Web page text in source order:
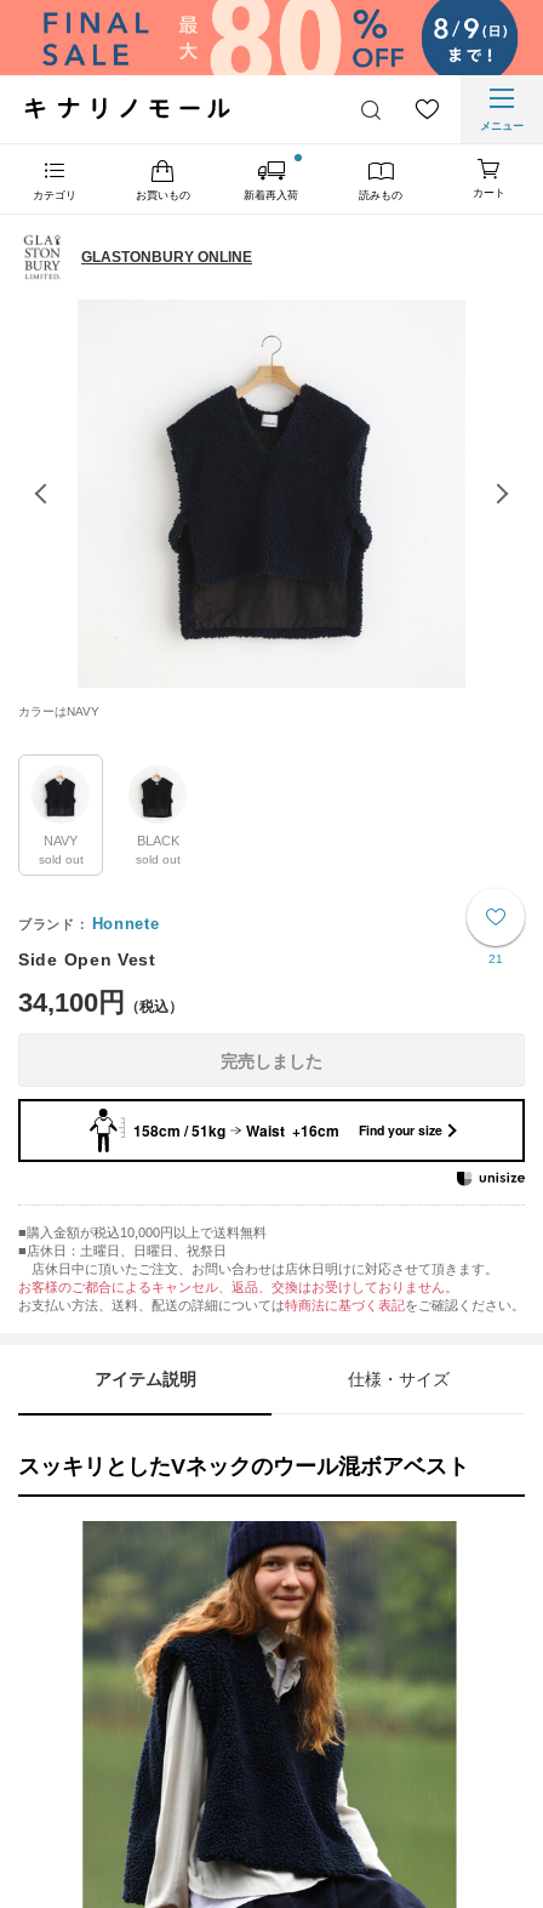
メニュー
カテゴリ お買いもの 新着再入荷 読みもの カート
GLASTONBURY ONLINE
カラーはNAVY
NAVY
sold out
BLACK
sold out
21
Honnete
Side Open Vest
34,100円
完売しました
158cm / 51kg Waist +16cm Find your size
購入金額が税込10,000円以上で送料無料
店休日：土曜日、日曜日、祝祭日
店休日中に頂いたご注文、お問い合わせは店休日明けに対応させて頂きます。
お客様のご都合によるキャンセル、返品、交換はお受けしておりません。
お支払い方法、送料、配送の詳細については特商法に基づく表記をご確認ください。
アイテム説明 仕様・サイズ
スッキリとしたVネックのウール混ボアベスト